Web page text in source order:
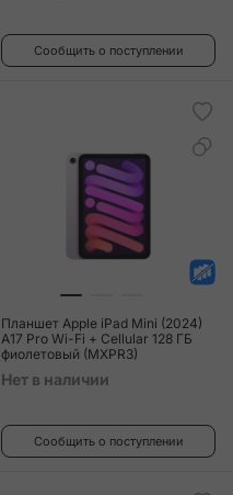
Сообщить о поступлении
Планшет Apple iPad Mini (2024)
A17 Pro Wi-Fi + Cellular 128 ГБ
фиолетовый (MXPR3)
Нет в наличии
Сообщить о поступлении